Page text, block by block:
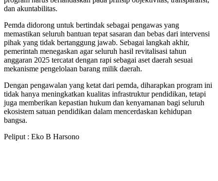
dan akuntabilitas.
Pemda didorong untuk bertindak sebagai pengawas yang
memastikan seluruh bantuan tepat sasaran dan bebas dari intervensi
pihak yang tidak bertanggung jawab. Sebagai langkah akhir,
pemerintah menegaskan agar seluruh hasil revitalisasi tahun
anggaran 2025 tercatat dengan rapi sebagai aset daerah sesuai
mekanisme pengelolaan barang milik daerah.
Dengan pengawalan yang ketat dari pemda, diharapkan program ini
tidak hanya meningkatkan kualitas infrastruktur pendidikan, tetapi
juga memberikan kepastian hukum dan kenyamanan bagi seluruh
ekosistem satuan pendidikan dalam mencerdaskan kehidupan
bangsa.
Peliput : Eko B Harsono